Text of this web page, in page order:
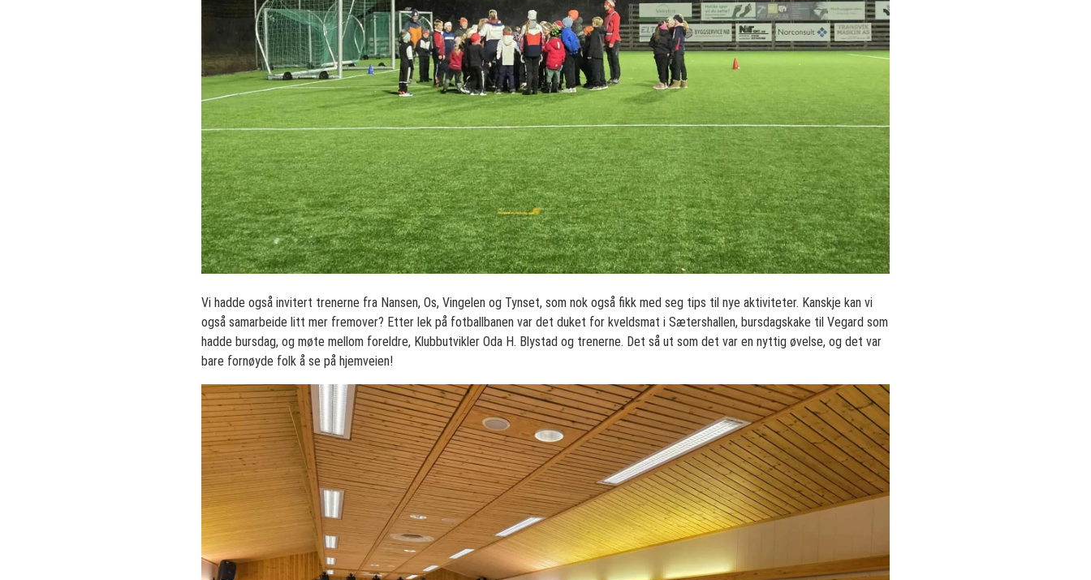
Vi hadde også invitert trenerne fra Nansen, Os, Vingelen og Tynset, som nok også fikk med seg tips til nye aktiviteter. Kanskje kan vi
også samarbeide litt mer fremover? Etter lek på fotballbanen var det duket for kveldsmat i Sætershallen, bursdagskake til Vegard som
hadde bursdag, og møte mellom foreldre, Klubbutvikler Oda H. Blystad og trenerne. Det så ut som det var en nyttig øvelse, og det var
bare fornøyde folk å se på hjemveien!